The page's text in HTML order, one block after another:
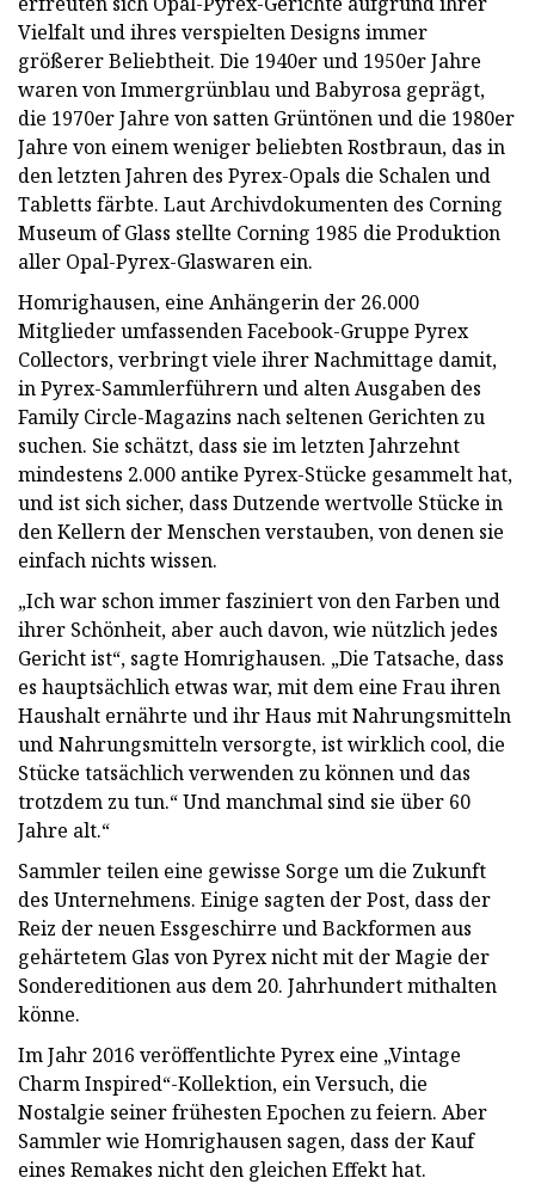
Vielfalt und ihres verspielten Designs immer
größerer Beliebtheit. Die 1940er und 1950er Jahre
waren von Immergrünblau und Babyrosa geprägt,
die 1970er Jahre von satten Grüntönen und die 1980er
Jahre von einem weniger beliebten Rostbraun, das in
den letzten Jahren des Pyrex-Opals die Schalen und
Tabletts färbte. Laut Archivdokumenten des Corning
Museum of Glass stellte Corning 1985 die Produktion
aller Opal-Pyrex-Glaswaren ein.
Homrighausen, eine Anhängerin der 26.000
Mitglieder umfassenden Facebook-Gruppe Pyrex
Collectors, verbringt viele ihrer Nachmittage damit,
in Pyrex-Sammlerführern und alten Ausgaben des
Family Circle-Magazins nach seltenen Gerichten zu
suchen. Sie schätzt, dass sie im letzten Jahrzehnt
mindestens 2.000 antike Pyrex-Stücke gesammelt hat,
und ist sich sicher, dass Dutzende wertvolle Stücke in
den Kellern der Menschen verstauben, von denen sie
einfach nichts wissen.
„Ich war schon immer fasziniert von den Farben und
ihrer Schönheit, aber auch davon, wie nützlich jedes
Gericht ist“, sagte Homrighausen. „Die Tatsache, dass
es hauptsächlich etwas war, mit dem eine Frau ihren
Haushalt ernährte und ihr Haus mit Nahrungsmitteln
und Nahrungsmitteln versorgte, ist wirklich cool, die
Stücke tatsächlich verwenden zu können und das
trotzdem zu tun.“ Und manchmal sind sie über 60
Jahre alt.“
Sammler teilen eine gewisse Sorge um die Zukunft
des Unternehmens. Einige sagten der Post, dass der
Reiz der neuen Essgeschirre und Backformen aus
gehärtetem Glas von Pyrex nicht mit der Magie der
Sondereditionen aus dem 20. Jahrhundert mithalten
könne.
Im Jahr 2016 veröffentlichte Pyrex eine „Vintage
Charm Inspired“-Kollektion, ein Versuch, die
Nostalgie seiner frühesten Epochen zu feiern. Aber
Sammler wie Homrighausen sagen, dass der Kauf
eines Remakes nicht den gleichen Effekt hat.